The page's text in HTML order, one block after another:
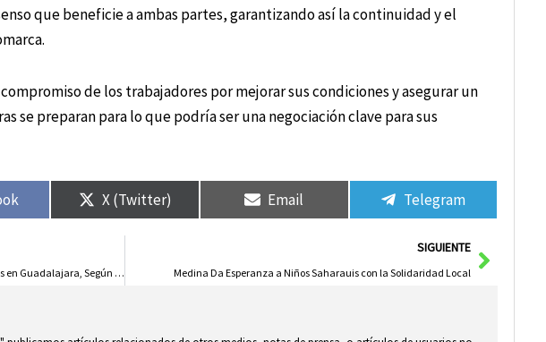
que beneficie a ambas partes, garantizando así la continuidad y el
de los trabajadores por mejorar sus condiciones y asegurar un
se preparan para lo que podría ser una negociación clave para sus
X (Twitter) Email Telegram
La Logística Complica la Búsqueda de Camareros en Guadalajara, Según Hosteleros
SIGUIENTE
Medina Da Esperanza a Niños Saharauis con la Solidaridad Local